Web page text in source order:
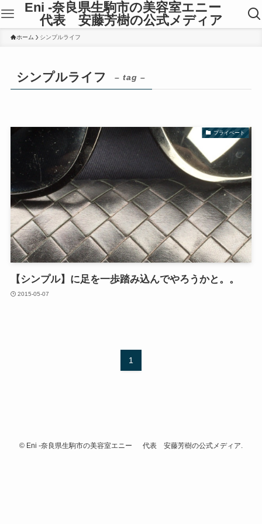
Eni -奈良県生駒市の美容室エニー
代表 安藤芳樹の公式メディア
ホーム シンプルライフ
シンプルライフ – tag –
プライベート
【シンプル】に足を一歩踏み込んでやろうかと。。
2015-05-07
1
© Eni -奈良県生駒市の美容室エニー 代表 安藤芳樹の公式メディア.